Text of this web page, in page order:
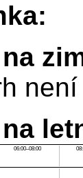
06:00–08:00